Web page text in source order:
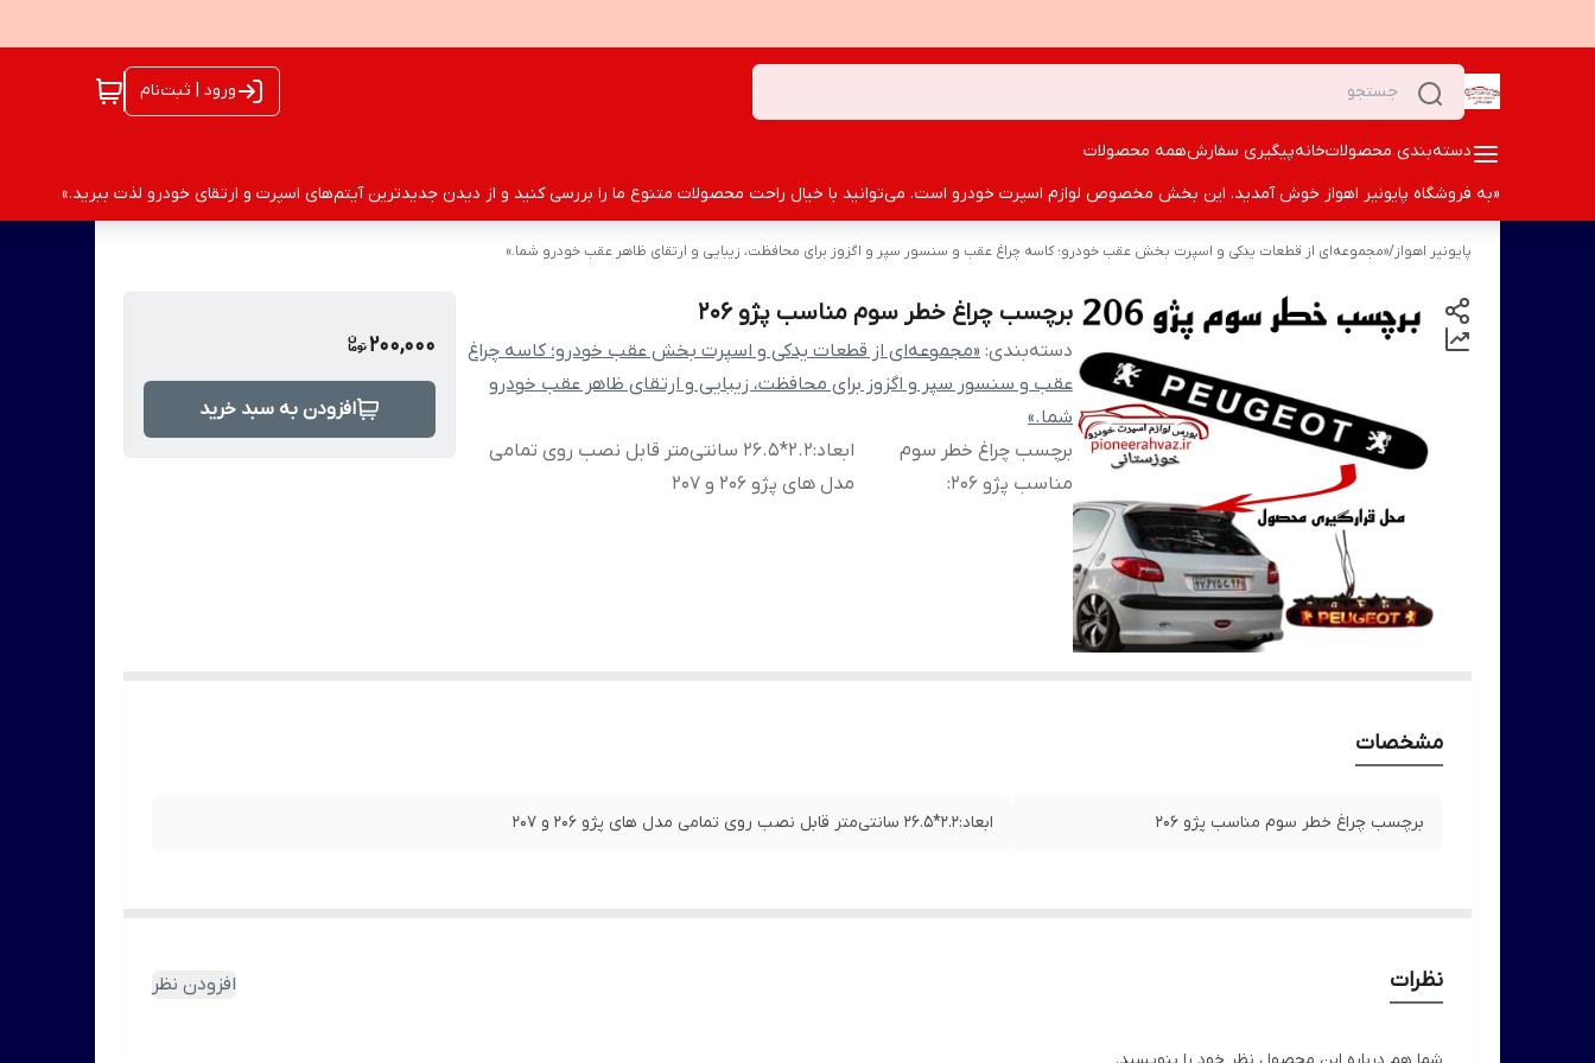
ورود | ثبت‌نام
دسته‌بندی محصولاتخانهپیگیری سفارشهمه محصولات
«به فروشگاه پایونیر اهواز خوش آمدید. این بخش مخصوص لوازم اسپرت خودرو است. می‌توانید با خیال راحت محصولات متنوع ما را بررسی کنید و از دیدن جدیدترین آیتم‌های اسپرت و ارتقای خودرو لذت ببرید.»
پایونیر اهواز/«مجموعه‌ای از قطعات یدکی و اسپرت بخش عقب خودرو؛ کاسه چراغ عقب و سنسور سپر و اگزوز برای محافظت، زیبایی و ارتقای ظاهر عقب خودرو شما.»
برچسب چراغ خطر سوم مناسب پژو 206
دسته‌بندی: «مجموعه‌ای از قطعات یدکی و اسپرت بخش عقب خودرو؛ کاسه چراغ
عقب و سنسور سپر و اگزوز برای محافظت، زیبایی و ارتقای ظاهر عقب خودرو
شما.»
برچسب چراغ خطر سوم
مناسب پژو 206
:
ابعاد:۲.۲*۲۶.۵ سانتی‌متر قابل نصب روی تمامی
مدل های پژو ۲۰۶ و ۲۰۷
200,000
افزودن به سبد خرید
مشخصات
برچسب چراغ خطر سوم مناسب پژو 206 ابعاد:۲.۲*۲۶.۵ سانتی‌متر قابل نصب روی تمامی مدل های پژو ۲۰۶ و ۲۰۷
نظرات افزودن نظر